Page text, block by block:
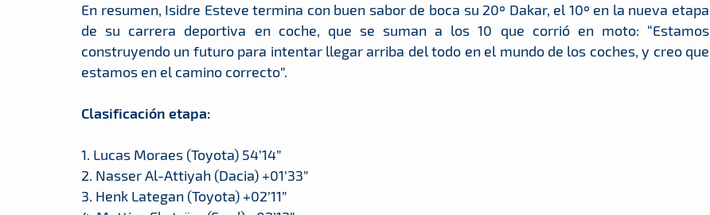
En resumen, Isidre Esteve termina con buen sabor de boca su 20º Dakar, el 10º en la nueva etapa
de su carrera deportiva en coche, que se suman a los 10 que corrió en moto: “Estamos
construyendo un futuro para intentar llegar arriba del todo en el mundo de los coches, y creo que
estamos en el camino correcto”.
Clasificación etapa:
1. Lucas Moraes (Toyota) 54’14”
2. Nasser Al-Attiyah (Dacia) +01’33”
3. Henk Lategan (Toyota) +02’11”